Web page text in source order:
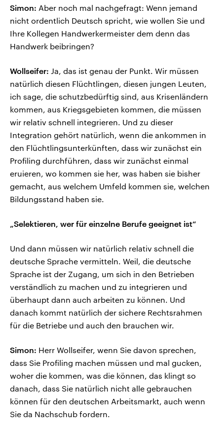
Simon: Aber noch mal nachgefragt: Wenn jemand
nicht ordentlich Deutsch spricht, wie wollen Sie und
Ihre Kollegen Handwerkermeister dem denn das
Handwerk beibringen?
Wollseifer: Ja, das ist genau der Punkt. Wir müssen
natürlich diesen Flüchtlingen, diesen jungen Leuten,
ich sage, die schutzbedürftig sind, aus Krisenländern
kommen, aus Kriegsgebieten kommen, die müssen
wir relativ schnell integrieren. Und zu dieser
Integration gehört natürlich, wenn die ankommen in
den Flüchtlingsunterkünften, dass wir zunächst ein
Profiling durchführen, dass wir zunächst einmal
eruieren, wo kommen sie her, was haben sie bisher
gemacht, aus welchem Umfeld kommen sie, welchen
Bildungsstand haben sie.
„Selektieren, wer für einzelne Berufe geeignet ist“
Und dann müssen wir natürlich relativ schnell die
deutsche Sprache vermitteln. Weil, die deutsche
Sprache ist der Zugang, um sich in den Betrieben
verständlich zu machen und zu integrieren und
überhaupt dann auch arbeiten zu können. Und
danach kommt natürlich der sichere Rechtsrahmen
für die Betriebe und auch den brauchen wir.
Simon: Herr Wollseifer, wenn Sie davon sprechen,
dass Sie Profiling machen müssen und mal gucken,
woher die kommen, was die können, das klingt so
danach, dass Sie natürlich nicht alle gebrauchen
können für den deutschen Arbeitsmarkt, auch wenn
Sie da Nachschub fordern.